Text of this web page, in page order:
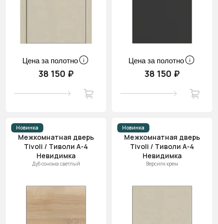
Цена за полотно
38 150 ₽
Цена за полотно
38 150 ₽
Новинка
Межкомнатная дверь
Tivoli / Тиволи А-4
Невидимка
Дуб сонома светлый
Новинка
Межкомнатная дверь
Tivoli / Тиволи А-4
Невидимка
Версилк крем